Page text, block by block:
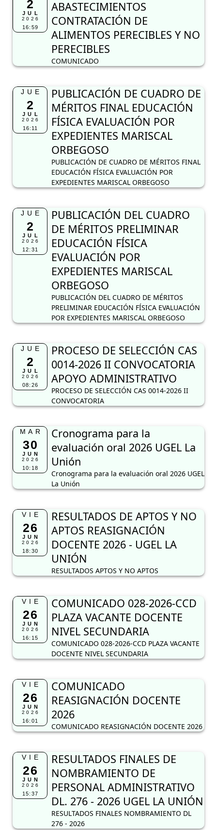
2
JUL
2026
16:59
ABASTECIMIENTOS
CONTRATACIÓN DE
ALIMENTOS PERECIBLES Y NO
PERECIBLES
COMUNICADO
JUE
2
JUL
2026
16:11
PUBLICACIÓN DE CUADRO DE
MÉRITOS FINAL EDUCACIÓN
FÍSICA EVALUACIÓN POR
EXPEDIENTES MARISCAL
ORBEGOSO
PUBLICACIÓN DE CUADRO DE MÉRITOS FINAL
EDUCACIÓN FÍSICA EVALUACIÓN POR
EXPEDIENTES MARISCAL ORBEGOSO
JUE
2
JUL
2026
12:31
PUBLICACIÓN DEL CUADRO
DE MÉRITOS PRELIMINAR
EDUCACIÓN FÍSICA
EVALUACIÓN POR
EXPEDIENTES MARISCAL
ORBEGOSO
PUBLICACIÓN DEL CUADRO DE MÉRITOS
PRELIMINAR EDUCACIÓN FÍSICA EVALUACIÓN
POR EXPEDIENTES MARISCAL ORBEGOSO
JUE
2
JUL
2026
08:26
PROCESO DE SELECCIÓN CAS
0014-2026 II CONVOCATORIA
APOYO ADMINISTRATIVO
PROCESO DE SELECCIÓN CAS 0014-2026 II
CONVOCATORIA
MAR
30
JUN
2026
10:18
Cronograma para la
evaluación oral 2026 UGEL La
Unión
Cronograma para la evaluación oral 2026 UGEL
La Unión
VIE
26
JUN
2026
18:30
RESULTADOS DE APTOS Y NO
APTOS REASIGNACIÓN
DOCENTE 2026 - UGEL LA
UNIÓN
RESULTADOS APTOS Y NO APTOS
VIE
26
JUN
2026
16:15
COMUNICADO 028-2026-CCD
PLAZA VACANTE DOCENTE
NIVEL SECUNDARIA
COMUNICADO 028-2026-CCD PLAZA VACANTE
DOCENTE NIVEL SECUNDARIA
VIE
26
JUN
2026
16:01
COMUNICADO
REASIGNACIÓN DOCENTE
2026
COMUNICADO REASIGNACIÓN DOCENTE 2026
VIE
26
JUN
2026
15:37
RESULTADOS FINALES DE
NOMBRAMIENTO DE
PERSONAL ADMINISTRATIVO
DL. 276 - 2026 UGEL LA UNIÓN
RESULTADOS FINALES NOMBRAMIENTO DL
276 - 2026